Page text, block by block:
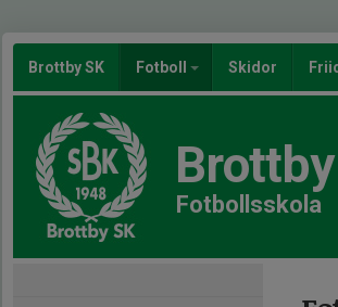
Brottby SK Fotboll Skidor
Fotbollsskola